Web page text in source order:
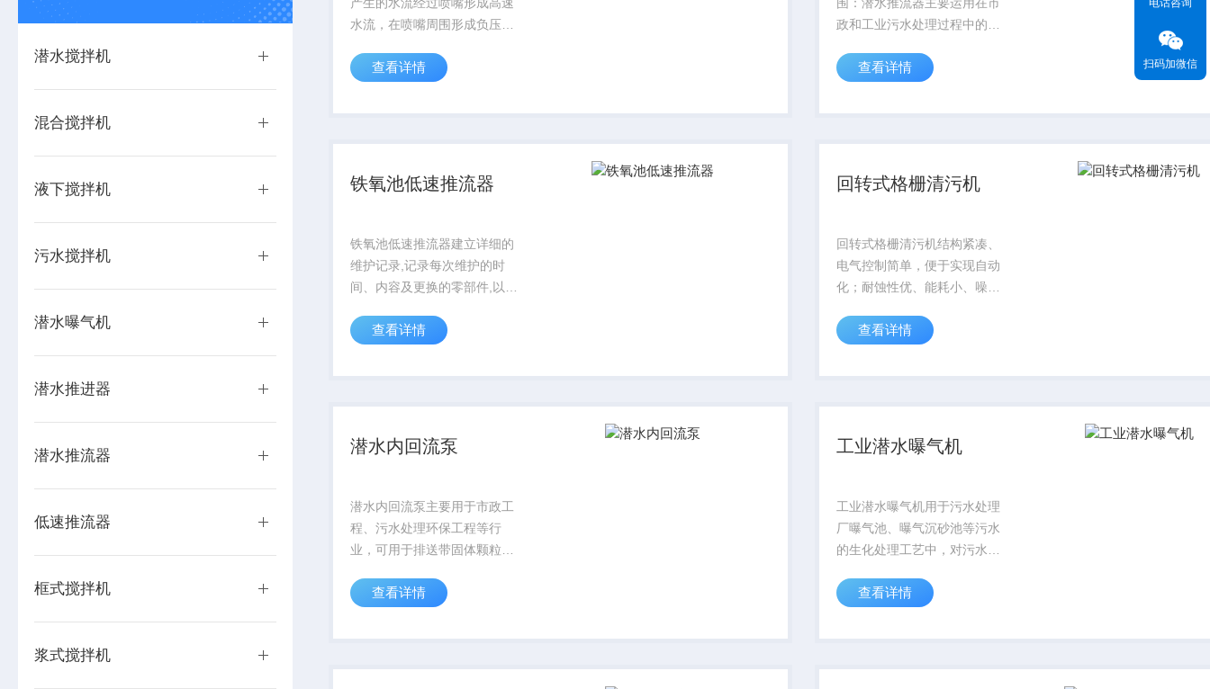
潜水搅拌机
混合搅拌机
液下搅拌机
污水搅拌机
潜水曝气机
潜水推进器
潜水推流器
低速推流器
框式搅拌机
浆式搅拌机
水流，在喷嘴周围形成负压吸
合，在喇叭形的扩散管内产生
夹带许多气泡的水流在较大面
查看详情
政和工业污水处理过程中的混
观水环境的养护设备，通过搅
体质量，增加水中含氧量，有
查看详情
铁氧池低速推流器
铁氧池低速推流器建立详细的
维护记录,记录每次维护的时
间、内容及更换的零部件,以便
题,为后续的维护保养提供数据
护工作,潜水搅拌机将始终保持
查看详情
回转式格栅清污机
回转式格栅清污机结构紧凑、
电气控制简单，便于实现自动
化；耐蚀性优、能耗小、噪音
净、分离效率高
查看详情
潜水内回流泵
潜水内回流泵主要用于市政工
程、污水处理环保工程等行
业，可用于排送带固体颗粒及
水。查看详情
工业潜水曝气机
工业潜水曝气机用于污水处理
厂曝气池、曝气沉砂池等污水
的生化处理工艺中，对污水污
以及对污水进行生化处理或养
设备。
查看详情
电话咨询
扫码加微信